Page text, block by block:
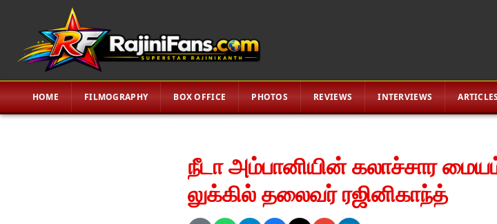
HOME FILMOGRAPHY BOX OFFICE PHOTOS REVIEWS INTERVIEWS ARTICLES
நீடா அம்பானியின் கலாச்சார மையம்
லுக்கில் தலைவர் ரஜினிகாந்த்